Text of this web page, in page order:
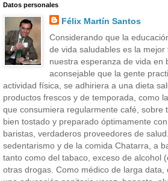
Datos personales
Félix Martín Santos
Considerando que la
de vida saludables es la
nuestra esperanza de vida en
aconsejable que la gente
actividad física, se adhiriera a una dieta
productos frescos y de temporada, como
que consumiera regularmente café, sobre
bien tostado y preparado óptimamente
baristas, verdaderos proveedores de
sedentarismo y de la comida Chatarra, a
tanto como del tabaco, exceso de alcohol
otras drogas. Como médico de larga